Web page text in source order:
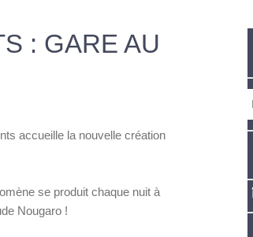
: GARE AU
accueille la nouvelle création
se produit chaque nuit à
Nougaro !